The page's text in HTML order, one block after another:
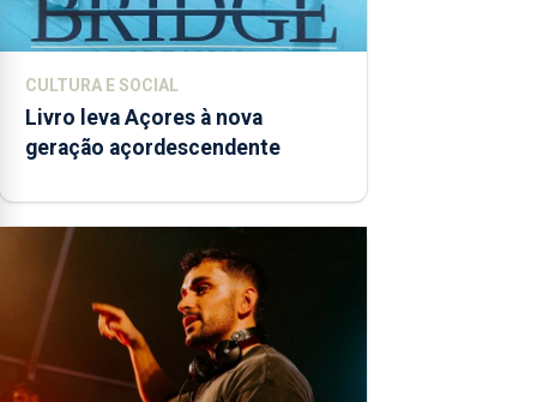
CULTURA E SOCIAL
Livro leva Açores à nova
geração açordescendente